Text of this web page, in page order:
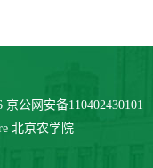
公网安备110402430101
北京农学院